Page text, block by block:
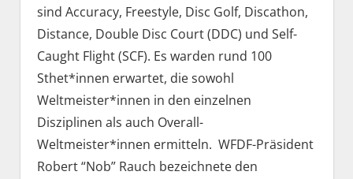
sind Accuracy, Freestyle, Disc Golf, Discathon,
Distance, Double Disc Court (DDC) und Self-
Caught Flight (SCF). Es warden rund 100
Sthet*innen erwartet, die sowohl
Weltmeister*innen in den einzelnen
Disziplinen als auch Overall-
Weltmeister*innen ermitteln. WFDF-Präsident
Robert “Nob” Rauch bezeichnete den